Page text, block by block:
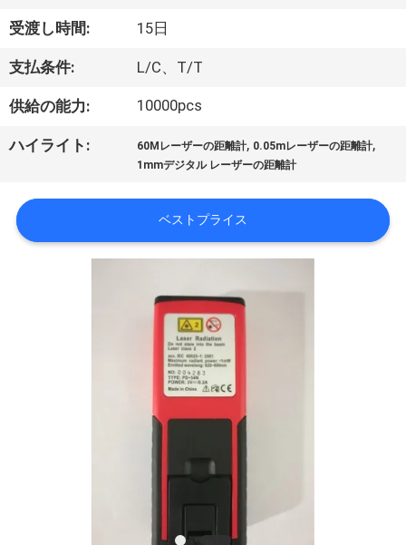
つ
い
て
工
旅
受渡し時間: 15日
支払条件: L/C、T/T
供給の能力: 10000pcs
ハイライト: 60Mレーザーの距離計, 0.05mレーザーの距離計,
1mmデジタル レーザーの距離計
ベストプライス